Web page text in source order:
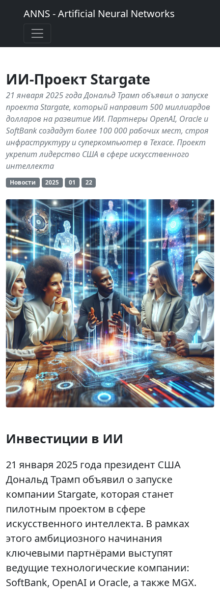
ANNS - Artificial Neural Networks
ИИ-Проект Stargate
21 января 2025 года Дональд Трамп объявил о запуске
проекта Stargate, который направит 500 миллиардов
долларов на развитие ИИ. Партнеры OpenAI, Oracle и
SoftBank создадут более 100 000 рабочих мест, строя
инфраструктуру и суперкомпьютер в Техасе. Проект
укрепит лидерство США в сфере искусственного
интеллекта
Новости 2025 01 22
Инвестиции в ИИ
21 января 2025 года президент США
Дональд Трамп объявил о запуске
компании Stargate, которая станет
пилотным проектом в сфере
искусственного интеллекта. В рамках
этого амбициозного начинания
ключевыми партнёрами выступят
ведущие технологические компании:
SoftBank, OpenAI и Oracle, а также MGX.